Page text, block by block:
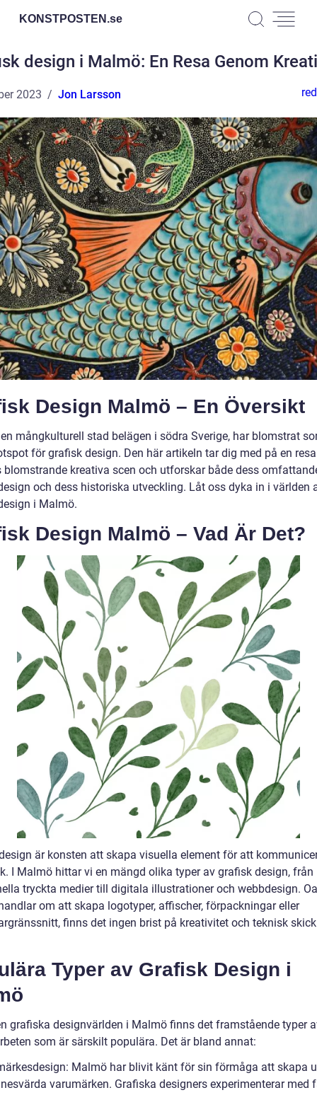
KONSTPOSTEN.se
design i Malmö: En Resa Genom
2023 Jon Larsson
Design Malmö – En Översikt
mångkulturell stad belägen i södra Sverige, har blomstrat
för grafisk design. Den här artikeln tar dig med på en
blomstrande kreativa scen och utforskar både dess
och dess historiska utveckling. Låt oss dyka in i världen
i Malmö.
Design Malmö – Vad Är Det?
är konsten att skapa visuella element för att
I Malmö hittar vi en mängd olika typer av grafisk design, från
tryckta medier till digitala illustrationer och webbdesign.
om att skapa logotyper, affischer, förpackningar eller
finns det ingen brist på kreativitet och teknisk
Typer av Grafisk Design i
grafiska designvärlden i Malmö finns det framstående typer
som är särskilt populära. Det är bland annat:
Malmö har blivit känt för sin förmåga att skapa
varumärken. Grafiska designers experimenterar med